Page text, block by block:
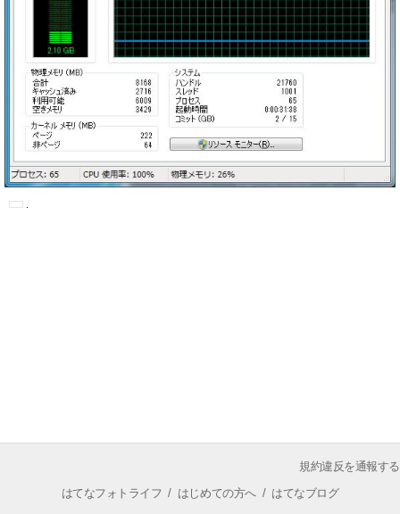
規約違反を通報する
はてなフォトライフ / はじめての方へ/ はてなブログ